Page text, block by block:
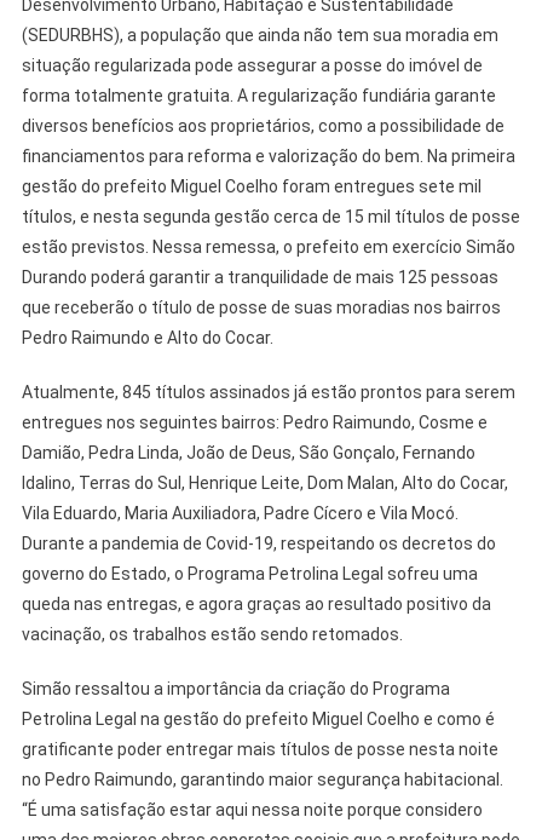
Desenvolvimento Urbano, Habitação e Sustentabilidade
(SEDURBHS), a população que ainda não tem sua moradia em
situação regularizada pode assegurar a posse do imóvel de
forma totalmente gratuita. A regularização fundiária garante
diversos benefícios aos proprietários, como a possibilidade de
financiamentos para reforma e valorização do bem. Na primeira
gestão do prefeito Miguel Coelho foram entregues sete mil
títulos, e nesta segunda gestão cerca de 15 mil títulos de posse
estão previstos. Nessa remessa, o prefeito em exercício Simão
Durando poderá garantir a tranquilidade de mais 125 pessoas
que receberão o título de posse de suas moradias nos bairros
Pedro Raimundo e Alto do Cocar.
Atualmente, 845 títulos assinados já estão prontos para serem
entregues nos seguintes bairros: Pedro Raimundo, Cosme e
Damião, Pedra Linda, João de Deus, São Gonçalo, Fernando
Idalino, Terras do Sul, Henrique Leite, Dom Malan, Alto do Cocar,
Vila Eduardo, Maria Auxiliadora, Padre Cícero e Vila Mocó.
Durante a pandemia de Covid-19, respeitando os decretos do
governo do Estado, o Programa Petrolina Legal sofreu uma
queda nas entregas, e agora graças ao resultado positivo da
vacinação, os trabalhos estão sendo retomados.
Simão ressaltou a importância da criação do Programa
Petrolina Legal na gestão do prefeito Miguel Coelho e como é
gratificante poder entregar mais títulos de posse nesta noite
no Pedro Raimundo, garantindo maior segurança habitacional.
“É uma satisfação estar aqui nessa noite porque considero